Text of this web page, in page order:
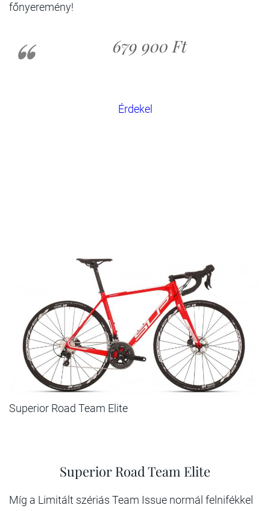
főnyeremény!
679 900 Ft
Érdekel
Superior Road Team Elite
Superior Road Team Elite
Míg a Limitált szériás Team Issue normál felnifékkel